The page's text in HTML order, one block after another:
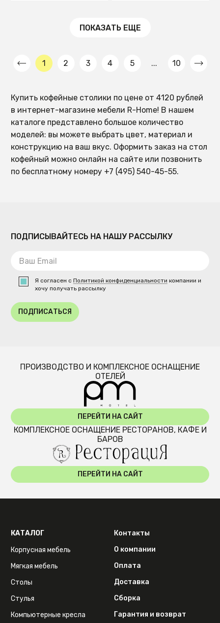
ПОКАЗАТЬ ЕЩЕ
1 2 3 4 5 ... 10
Купить кофейные столики по цене от 4120 рублей
в интернет-магазине мебели R-Home! В нашем
каталоге представлено большое количество
моделей: вы можете выбрать цвет, материал и
конструкцию на ваш вкус. Оформить заказ на стол
кофейный можно онлайн на сайте или позвонить
по бесплатному номеру +7 (495) 540-45-55.
ПОДПИСЫВАЙТЕСЬ НА НАШУ РАССЫЛКУ
Я согласен сПолитикой конфиденциальности компании и
хочу получать рассылку
ПОДПИСАТЬСЯ
ПРОИЗВОДСТВО И КОМПЛЕКСНОЕ ОСНАЩЕНИЕ
ОТЕЛЕЙ
ПЕРЕЙТИ НА САЙТ
КОМПЛЕКСНОЕ ОСНАЩЕНИЕ РЕСТОРАНОВ, КАФЕ И
БАРОВ
ПЕРЕЙТИ НА САЙТ
КАТАЛОГ
Корпусная мебель
Мягкая мебель
Столы
Стулья
Компьютерные кресла
Контакты
О компании
Оплата
Доставка
Сборка
Гарантия и возврат